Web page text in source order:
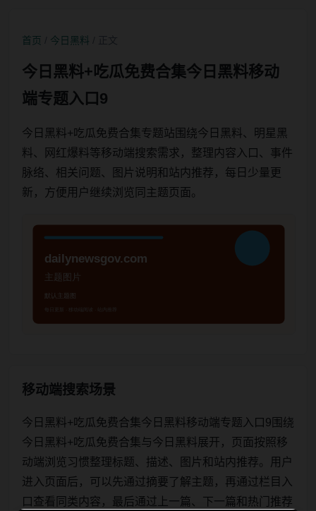
首页 今日黑料
今日黑料+吃瓜免费合集今日黑料移动
端专题入口9
今日黑料+吃瓜免费合集专题站围绕今日黑料、明星黑
料、网红爆料等移动端搜索需求，整理内容入口、事件
脉络、相关问题、图片说明和站内推荐，每日少量更
新，方便用户继续浏览同主题页面。
移动端搜索场景
今日黑料+吃瓜免费合集今日黑料移动端专题入口9围绕
今日黑料+吃瓜免费合集与今日黑料展开，页面按照移
动端浏览习惯整理标题、描述、图片和站内推荐。用户
进入页面后，可以先通过摘要了解主题，再通过栏目入
口查看同类内容，最后通过上一篇、下一篇和热门推荐